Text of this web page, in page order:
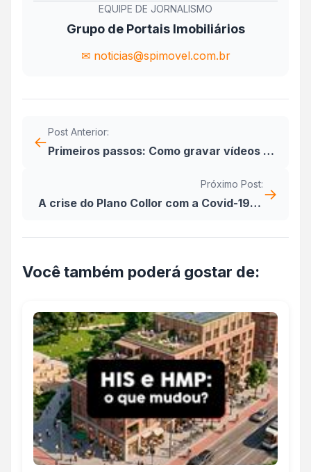
EQUIPE DE JORNALISMO
Grupo de Portais Imobiliários
✉ noticias@spimovel.com.br
←
Post Anterior:
Primeiros passos: Como gravar vídeos de
Próximo Post:
A crise do Plano Collor com a Covid-19. É →
Você também poderá gostar de: